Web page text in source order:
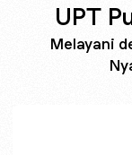
UPT
Melayani